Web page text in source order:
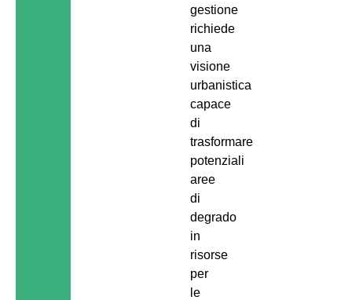
gestione
richiede
una
visione
urbanistica
capace
di
trasformare
potenziali
aree
di
degrado
in
risorse
per
le